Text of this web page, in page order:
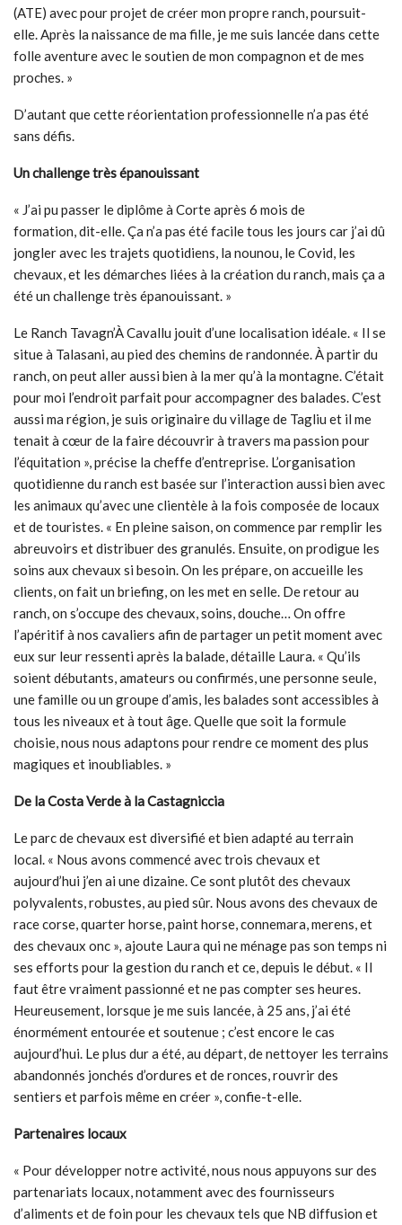
(ATE) avecpour projet de créer mon propre ranch, poursuit-
elle. Après la naissance de ma fille, je me suis lancée dans cette
folle aventure avec le soutien de mon compagnon et de mes
proches. »
D’autant que cette réorientation professionnelle n’a pas été
sans défis.
Un challenge très épanouissant
« J’ai pu passer le diplôme à Corte après 6 mois de
formation, dit-elle. Ça n’a pas été facile tous les jours car j’ai dû
jongler avec les trajets quotidiens, la nounou, le Covid, les
chevaux, et les démarches liées à la création du ranch, mais ça a
été un challenge très épanouissant. »
Le Ranch Tavagn’À Cavallu jouit d’une localisation idéale. « Il se
situe à Talasani, au pied des chemins de randonnée. À partir du
ranch, on peut aller aussi bien à la mer qu’à la montagne. C’était
pour moi l’endroit parfait pour accompagner des balades. C’est
aussi ma région, je suis originaire du village de Tagliu et il me
tenait à cœur de la faire découvrir à travers ma passion pour
l’équitation », précise la cheffe d’entreprise. L’organisation
quotidienne du ranch est basée sur l’interaction aussi bien avec
les animaux qu’avec une clientèle à la fois composée de locaux
et de touristes. « En pleine saison, on commence par remplir les
abreuvoirs et distribuer des granulés. Ensuite, on prodigue les
soins aux chevaux si besoin. On les prépare, on accueille les
clients, on fait un briefing, on les met en selle. De retour au
ranch, on s’occupe des chevaux, soins, douche… On offre
l’apéritif à nos cavaliers afin de partager un petit moment avec
eux sur leur ressenti après la balade, détaille Laura. « Qu’ils
soient débutants, amateurs ou confirmés, une personne seule,
une famille ou un groupe d’amis, les balades sont accessibles à
tous les niveaux et à tout âge. Quelle que soit la formule
choisie, nous nous adaptons pour rendre ce moment des plus
magiques et inoubliables. »
De la Costa Verde à la Castagniccia
Le parc de chevaux est diversifié et bien adapté au terrain
local. « Nous avons commencé avec trois chevaux et
aujourd’hui j’en ai une dizaine. Ce sont plutôt des chevaux
polyvalents, robustes, au pied sûr. Nous avons des chevaux de
race corse, quarter horse, paint horse, connemara, merens, et
des chevaux onc », ajoute Laura qui ne ménage pas son temps ni
ses efforts pour la gestion du ranch et ce, depuis le début. « Il
faut être vraiment passionné et ne pas compter ses heures.
Heureusement, lorsque je me suis lancée, à 25 ans, j’ai été
énormément entourée et soutenue ; c’est encore le cas
aujourd’hui. Le plus dur a été, au départ, de nettoyer les terrains
abandonnés jonchés d’ordures et de ronces, rouvrir des
sentiers et parfois même en créer », confie-t-elle.
Partenaires locaux
« Pour développer notre activité, nous nous appuyons sur des
partenariats locaux, notamment avec des fournisseurs
d’aliments et de foin pour les chevaux tels que NB diffusion et